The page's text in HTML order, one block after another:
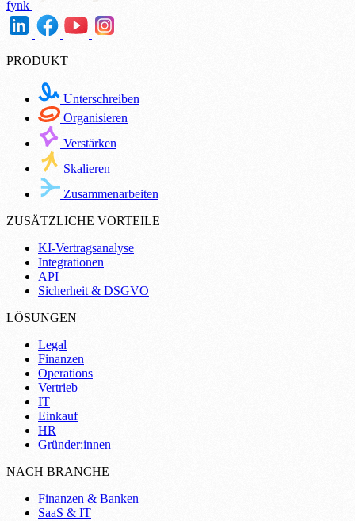
fynk
PRODUKT
Unterschreiben
Organisieren
Verstärken
Skalieren
Zusammenarbeiten
ZUSÄTZLICHE VORTEILE
KI-Vertragsanalyse
Integrationen
API
Sicherheit & DSGVO
LÖSUNGEN
Legal
Finanzen
Operations
Vertrieb
IT
Einkauf
HR
Gründer:innen
NACH BRANCHE
Finanzen & Banken
SaaS & IT